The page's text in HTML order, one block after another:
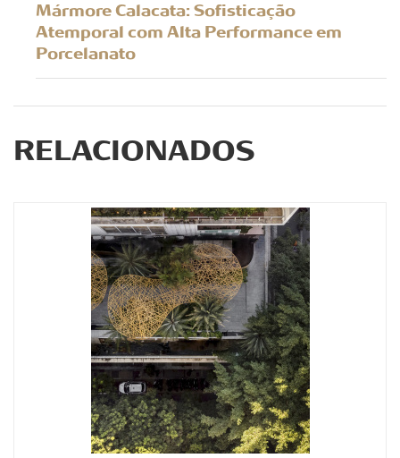
Mármore Calacata: Sofisticação
Atemporal com Alta Performance em
Porcelanato
RELACIONADOS